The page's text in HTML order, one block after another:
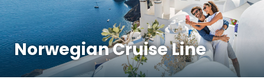
Norwegian Cruise Line